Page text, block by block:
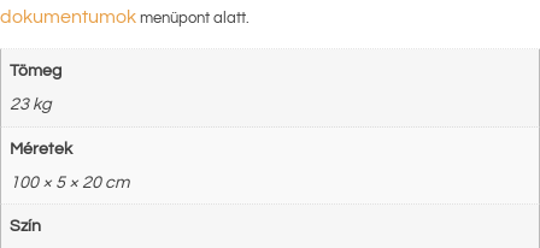
dokumentumok menüpont alatt.
Tömeg
23 kg
Méretek
100 × 5 × 20 cm
Szín